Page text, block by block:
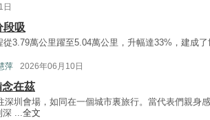
段吸
從3.79萬公里躍至5.04萬公里，升幅達33%，建成了
萍 2026年06月10日
在茲
深圳會場，如同在一個城市裏旅行。當代表們親身
深 ...全文